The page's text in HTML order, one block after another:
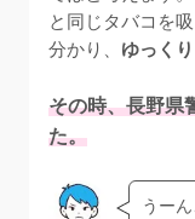
と同じタバコを
分かり、 ゆっく
その時、長野県
た。
うー